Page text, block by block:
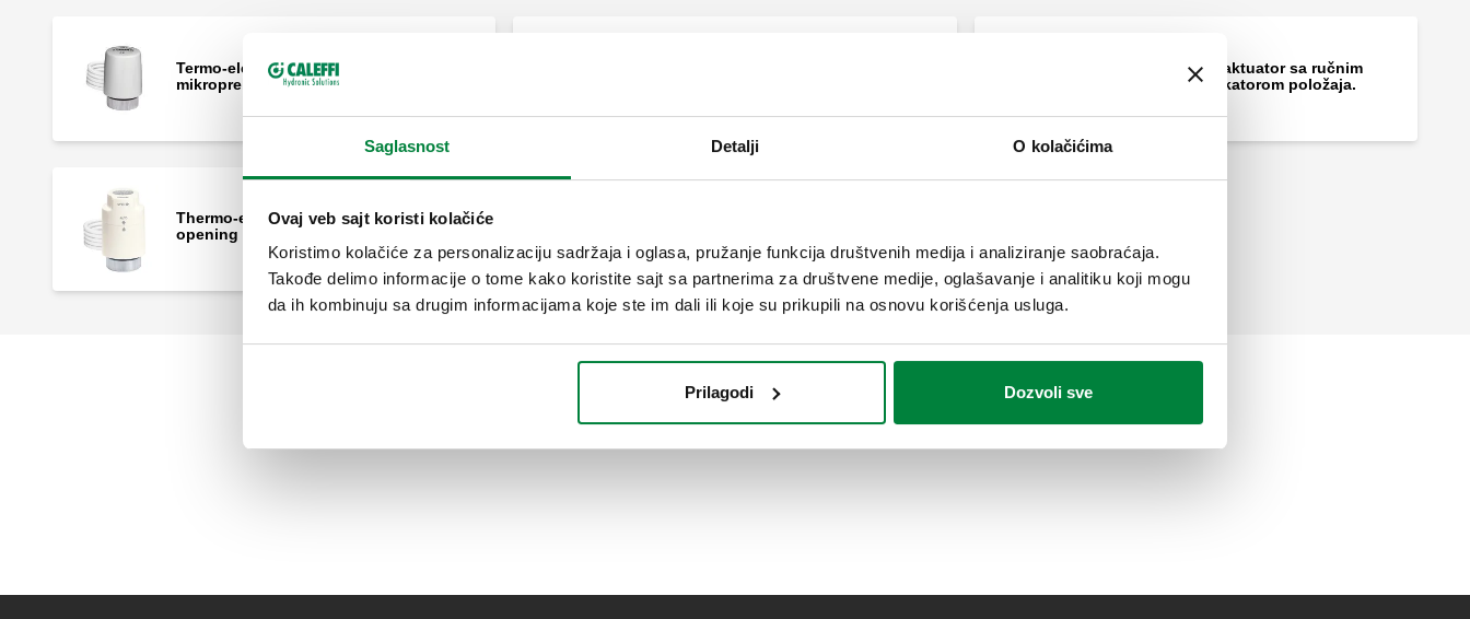
Saglasnost Detalji O kolačićima
Ovaj veb sajt koristi kolačiće
Koristimo kolačiće za personalizaciju sadržaja i oglasa, pružanje funkcija društvenih medija i analiziranje saobraćaja.
Takođe delimo informacije o tome kako koristite sajt sa partnerima za društvene medije, oglašavanje i analitiku koji mogu
da ih kombinuju sa drugim informacijama koje ste im dali ili koje su prikupili na osnovu korišćenja usluga.
Prilagodi Dozvoli sve
Termo-električni aktuator sapomoćnim
mikroprekidačem.
Termo-električni aktuator sa ručnim
otvaranjem i indikatorom položaja.
Thermo-electric actuator with manual
opening and position indicator.